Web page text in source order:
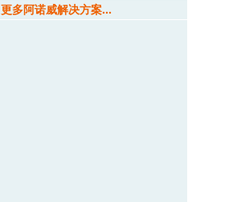
更多阿诺威解决方案...